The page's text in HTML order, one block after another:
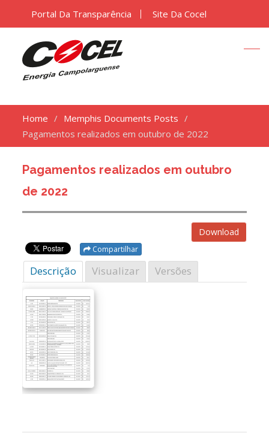
Portal Da Transparência Site Da Cocel
Home
Memphis Documents Posts
Pagamentos realizados em outubro de 2022
Pagamentos realizados em outubro
de 2022
Download
Compartilhar
Descrição Visualizar Versões